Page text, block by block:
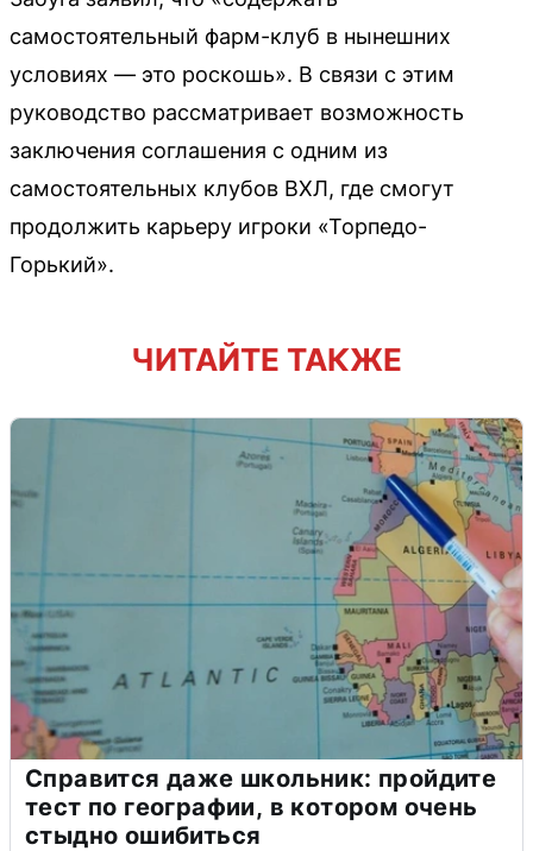
самостоятельный фарм-клуб в нынешних
условиях — это роскошь». В связи с этим
руководство рассматривает возможность
заключения соглашения с одним из
самостоятельных клубов ВХЛ, где смогут
продолжить карьеру игроки «Торпедо-
Горький».
ЧИТАЙТЕ ТАКЖЕ
Справится даже школьник: пройдите
тест по географии, в котором очень
стыдно ошибиться